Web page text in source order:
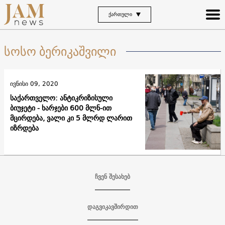
ᲥᲐᲠᲗᲣᲚᲘ
სოსო ბერიკაშვილი
საქართველო: ანტიკრიზისული
ბიუჯეტი - ხარჯები 600 მლნ-ით
მცირდება, ვალი კი 5 მლრდ ლარით
იზრდება
ივნისი 09, 2020
ჩვენ შესახებ
დაგვიკავშირდით